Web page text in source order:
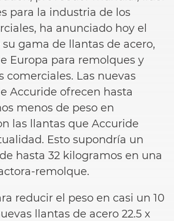
para la industria de los
ha anunciado hoy el
gama de llantas de acero,
Europa para remolques y
comerciales. Las nuevas
Accuride ofrecen hasta
menos de peso en
las llantas que Accuride
Esto supondría un
hasta 32 kilogramos en una
remolque.
reducir el peso en casi un 10
llantas de acero 22.5 x